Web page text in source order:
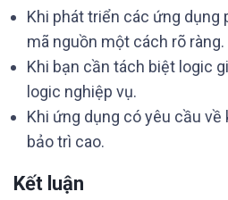
Khi phát triển các ứng
mã nguồn một cách rõ ràng.
Khi bạn cần tách biệt logic
logic nghiệp vụ.
Khi ứng dụng có yêu cầu về
bảo trì cao.
Kết luận